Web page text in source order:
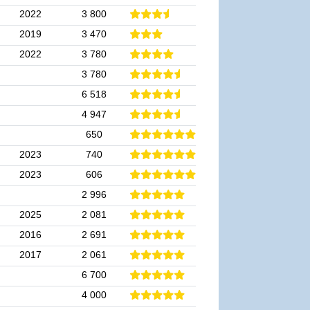
2022
3 800
2019
3 470
2022
3 780
3 780
6 518
4 947
650
2023
740
2023
606
2 996
2025
2 081
2016
2 691
2017
2 061
6 700
4 000